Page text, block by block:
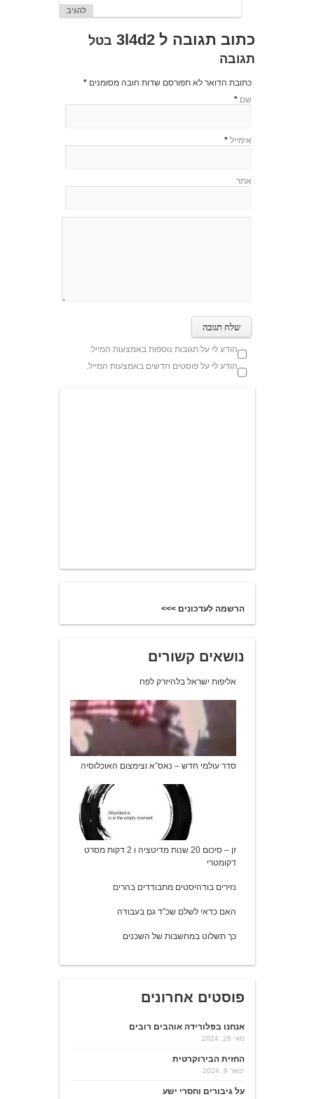
להגיב
כתוב תגובה ל3l4d2 בטל
תגובה
כתובת הדואר לא תפורסם שדות חובה מסומנים*
שם *
אימייל *
אתר
הודע לי על תגובות נוספות באמצעות המייל.
הודע לי על פוסטים חדשים באמצעות המייל.
הרשמה לעדכונים >>>
נושאים קשורים
אליפות ישראל בלהיזרק לפח
סדר עולמי חדש – נאס”א וצימצום האוכלוסיה
זן – סיכום 20 שנות מדיטציה ו 2 דקות מסרט
דקומטרי
נזירים בודהיסטים מתבודדים בהרים
האם כדאי לשלם שכ”ד גם בעבודה
כך תשלוט במחשבות של השכנים
פוסטים אחרונים
אנחנו בפלורידה אוהבים רובים
מאי 26, 2024
החזית הבירוקרטית
ינואר 9, 2024
על גיבורים וחסרי ישע